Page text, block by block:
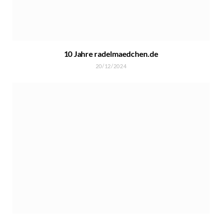
10 Jahre radelmaedchen.de
20/12/2024